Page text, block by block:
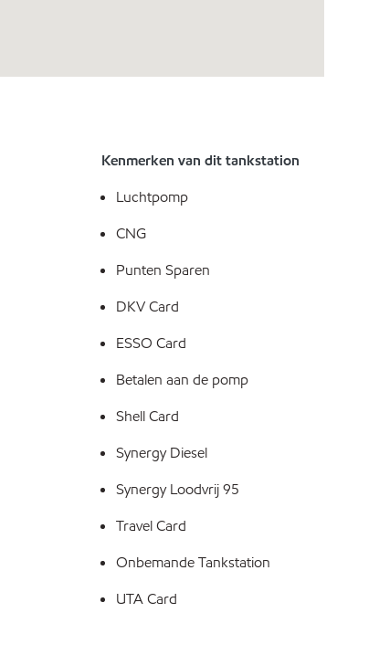
Kenmerken van dit tankstation
Luchtpomp
CNG
Punten Sparen
DKV Card
ESSO Card
Betalen aan de pomp
Shell Card
Synergy Diesel
Synergy Loodvrij 95
Travel Card
Onbemande Tankstation
UTA Card